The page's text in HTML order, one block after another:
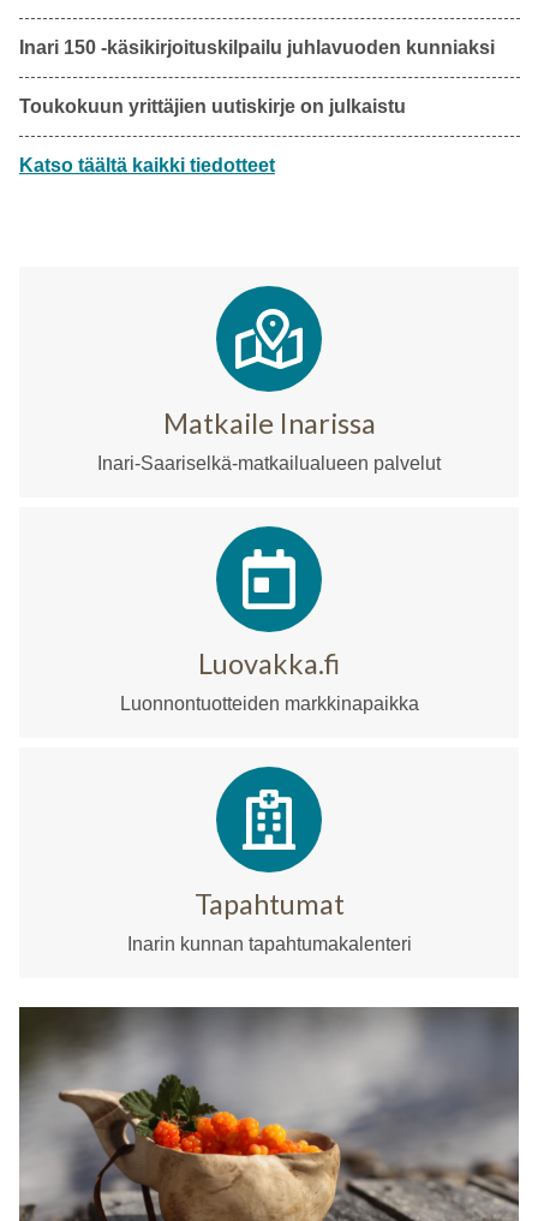
Inari 150 -käsikirjoituskilpailu juhlavuoden kunniaksi
Toukokuun yrittäjien uutiskirje on julkaistu
Katso täältä kaikki tiedotteet
Matkaile Inarissa
Inari-Saariselkä-matkailualueen palvelut
Luovakka.fi
Luonnontuotteiden markkinapaikka
Tapahtumat
Inarin kunnan tapahtumakalenteri